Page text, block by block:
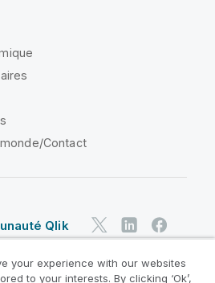
Contact
Qlik
your experience with our websites
to your interests. By clicking ‘Ok’,